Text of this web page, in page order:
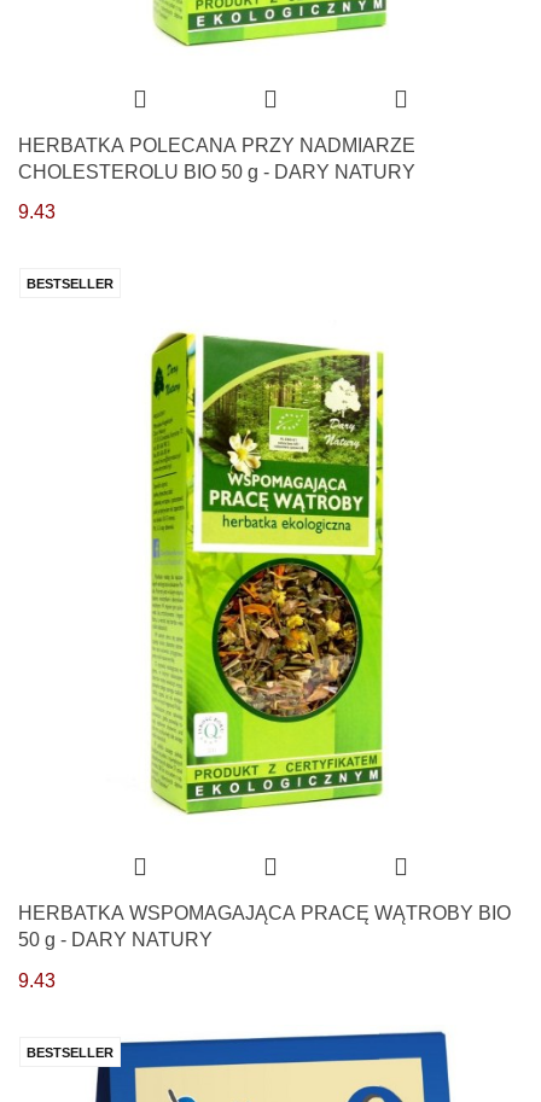
HERBATKA POLECANA PRZY NADMIARZE
CHOLESTEROLU BIO 50 g - DARY NATURY
9.43
BESTSELLER
HERBATKA WSPOMAGAJĄCA PRACĘ WĄTROBY BIO
50 g - DARY NATURY
9.43
BESTSELLER